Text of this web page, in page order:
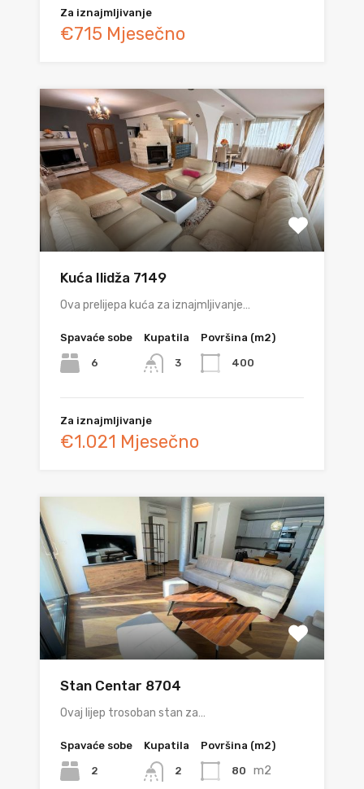
Za iznajmljivanje
€715 Mjesečno
Kuća Ilidža 7149
Ova prelijepa kuća za iznajmljivanje…
Spavaće sobe
6
Kupatila
3
Površina (m2)
400
Za iznajmljivanje
€1.021 Mjesečno
Stan Centar 8704
Ovaj lijep trosoban stan za…
Spavaće sobe
2
Kupatila
2
Površina (m2)
80 m2